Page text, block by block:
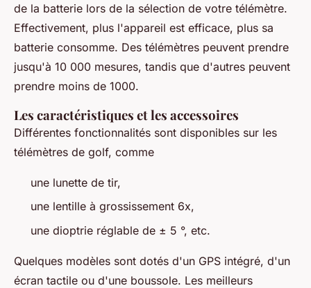
de la batterie lors de la sélection de votre télémètre.
Effectivement, plus l'appareil est efficace, plus sa
batterie consomme. Des télémètres peuvent prendre
jusqu'à 10 000 mesures, tandis que d'autres peuvent
prendre moins de 1000.
Les caractéristiques et les accessoires
Différentes fonctionnalités sont disponibles sur les
télémètres de golf, comme
une lunette de tir,
une lentille à grossissement 6x,
une dioptrie réglable de ± 5 °, etc.
Quelques modèles sont dotés d'un GPS intégré, d'un
écran tactile ou d'une boussole. Les meilleurs